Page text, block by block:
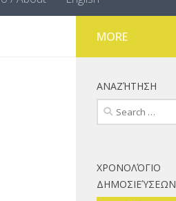
MORE
ΑΝΑΖΉΤΗΣΗ
Search
for:
ΧΡΟΝΟΛΌΓΙΟ
ΔΗΜΟΣΙΕΎΣΕΩΝ